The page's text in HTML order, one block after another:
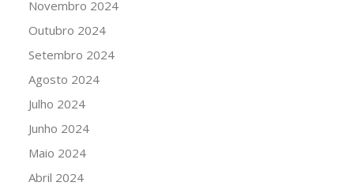
Novembro 2024
Outubro 2024
Setembro 2024
Agosto 2024
Julho 2024
Junho 2024
Maio 2024
Abril 2024